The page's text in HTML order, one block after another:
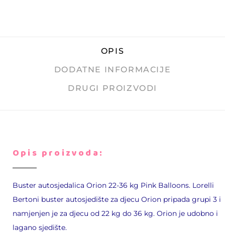
OPIS
DODATNE INFORMACIJE
DRUGI PROIZVODI
Opis proizvoda:
Buster autosjedalica Orion 22-36 kg Pink Balloons. Lorelli
Bertoni buster autosjedište za djecu Orion pripada grupi 3 i
namjenjen je za djecu od 22 kg do 36 kg. Orion je udobno i
lagano sjedište.